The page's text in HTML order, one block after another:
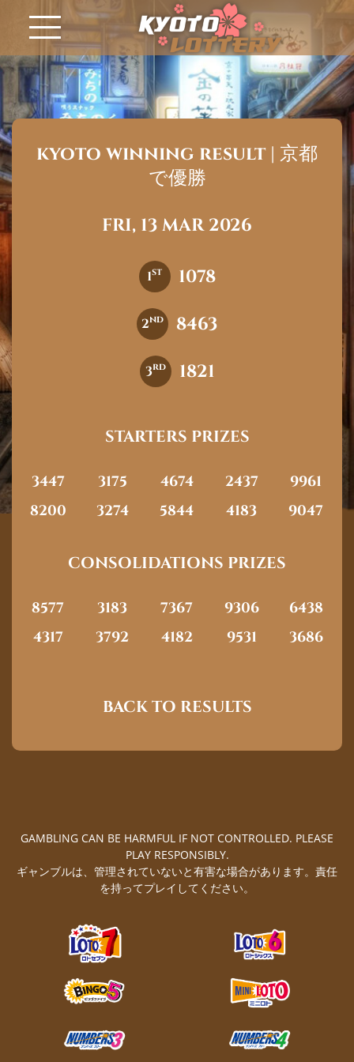
kyoto winning result | 京都
で優勝
FRI, 13 MAR 2026
1st 1078
2nd 8463
3rd 1821
STARTERS PRIZES
3447 3175 4674 2437
9961
8200
3274 5844 4183 9047
CONSOLIDATIONS PRIZES
8577 3183 7367 9306
6438
4317
3792 4182 9531 3686
BACK TO RESULTS
GAMBLING CAN BE HARMFUL IF NOT CONTROLLED. PLEASE
PLAY RESPONSIBLY.
ギャンブルは、管理されていないと有害な場合があります。責任
を持ってプレイしてください。